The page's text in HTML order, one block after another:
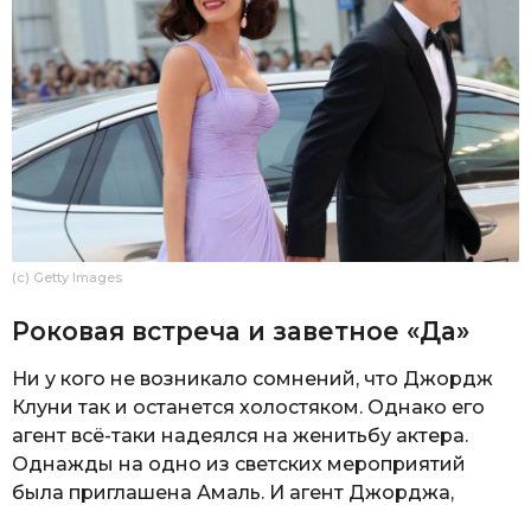
(c) Getty Images
Роковая встреча и заветное «Да»
Ни у кого не возникало сомнений, что Джордж
Клуни так и останется холостяком. Однако его
агент всё-таки надеялся на женитьбу актера.
Однажды на одно из светских мероприятий
была приглашена Амаль. И агент Джорджа,